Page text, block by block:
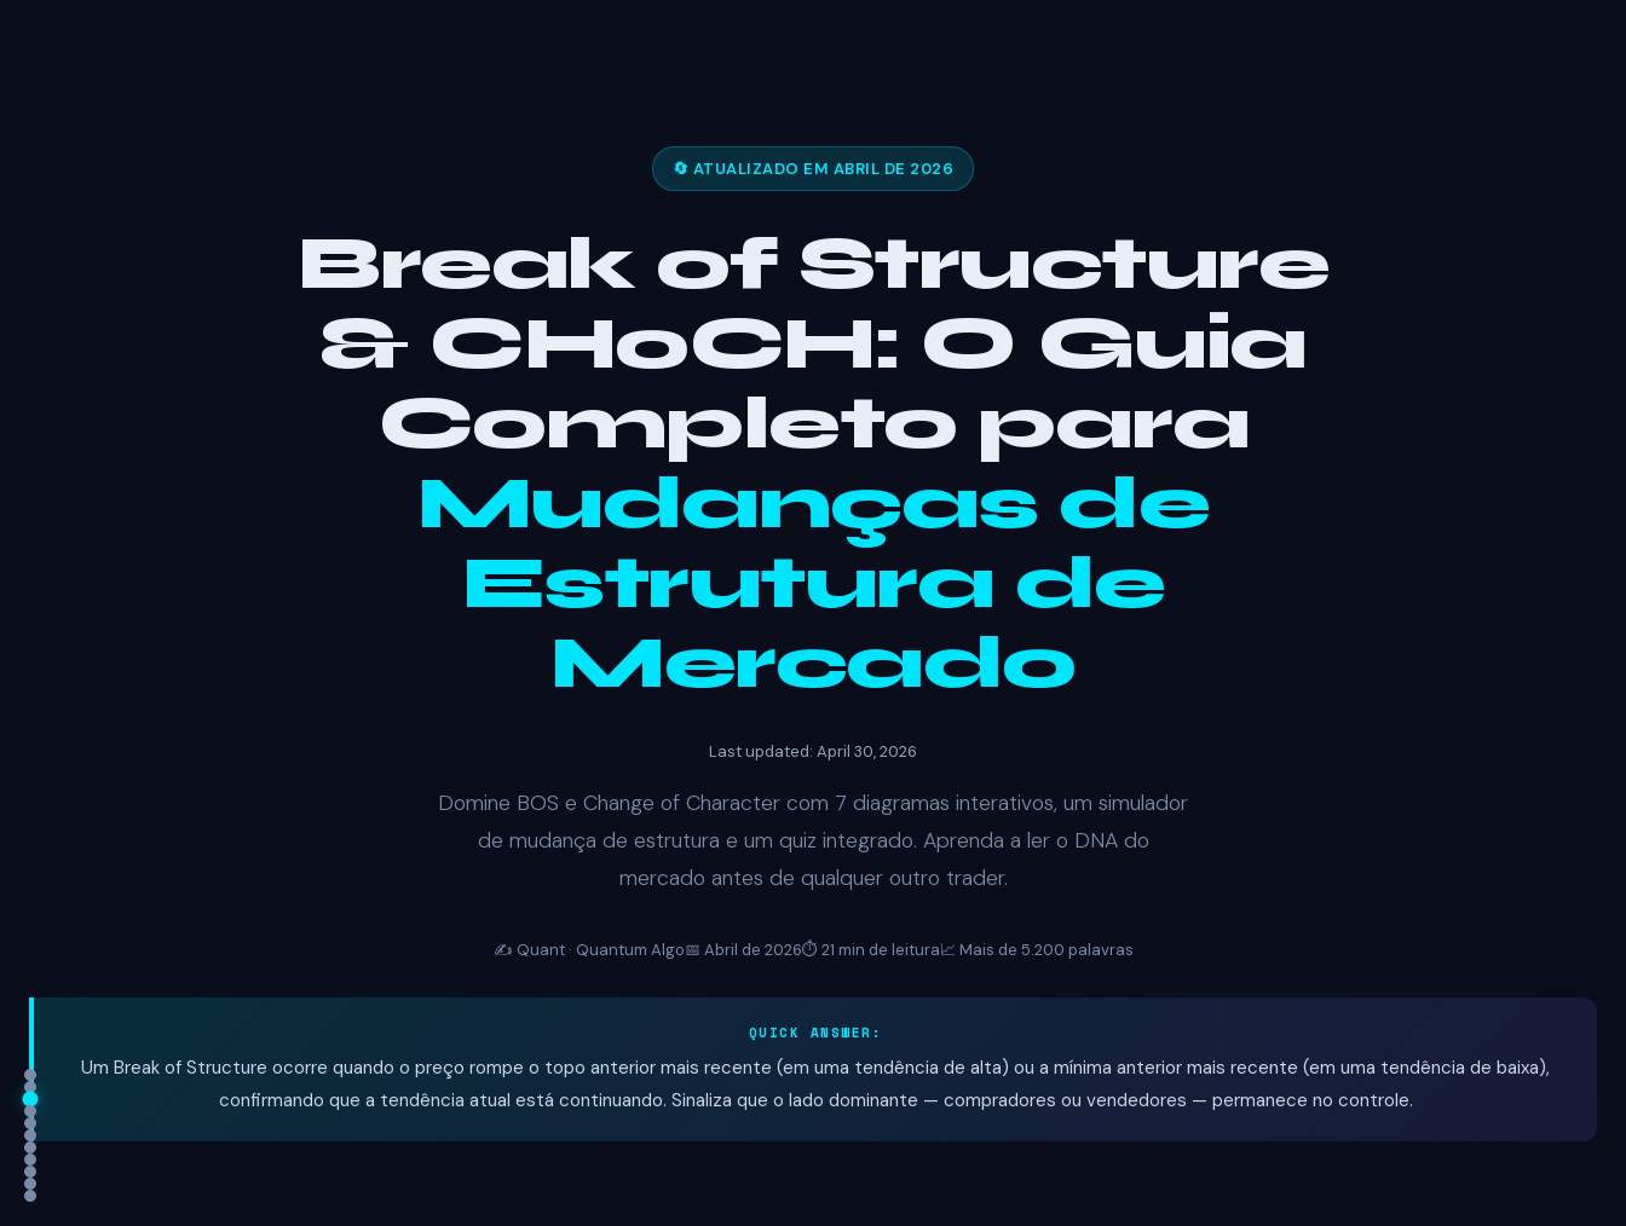
🔄 ATUALIZADO EM ABRIL DE 2026
Break of Structure
& CHoCH: O Guia
Completo para
Mudanças de
Estrutura de
Mercado
Last updated: April 30, 2026
Domine BOS e Change of Character com 7 diagramas interativos, um simulador
de mudança de estrutura e um quiz integrado. Aprenda a ler o DNA do
mercado antes de qualquer outro trader.
✍️ Quant · Quantum Algo📅 Abril de 2026⏱️ 21 min de leitura📈 Mais de 5.200 palavras
QUICK ANSWER:
Um Break of Structure ocorre quando o preço rompe o topo anterior mais recente (em uma tendência de alta) ou a mínima anterior mais recente (em uma tendência de baixa),
confirmando que a tendência atual está continuando. Sinaliza que o lado dominante — compradores ou vendedores — permanece no controle.